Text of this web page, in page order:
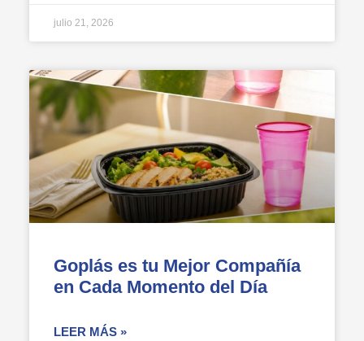
julio 21, 2026
Goplás es tu Mejor Compañía
en Cada Momento del Día
LEER MÁS »